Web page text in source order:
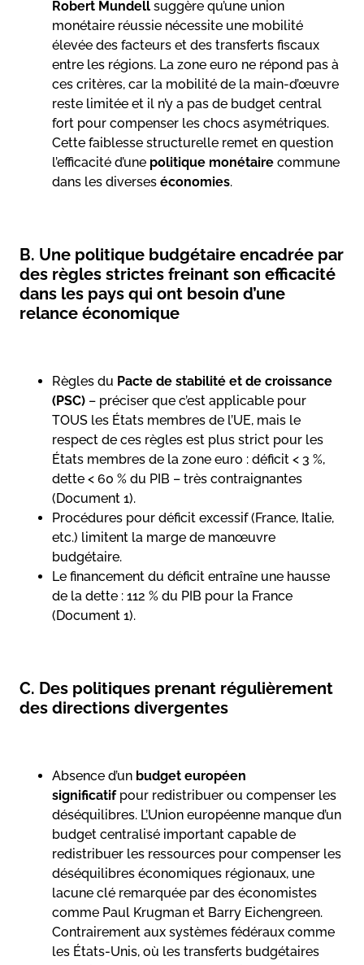
Robert Mundell suggère qu’une union
monétaire réussie nécessite une mobilité
élevée des facteurs et des transferts fiscaux
entre les régions. La zone euro ne répond pas à
ces critères, car la mobilité de la main-d’œuvre
reste limitée et il n’y a pas de budget central
fort pour compenser les chocs asymétriques.
Cette faiblesse structurelle remet en question
l’efficacité d’une politique monétaire commune
dans les diverses économies.
B. Une politique budgétaire encadrée par
des règles strictes freinant son efficacité
dans les pays qui ont besoin d’une
relance économique
Règles du Pacte de stabilité et de croissance
(PSC) – préciser que c’est applicable pour
TOUS les États membres de l’UE, mais le
respect de ces règles est plus strict pour les
États membres de la zone euro : déficit < 3 %,
dette < 60 % du PIB – très contraignantes
(Document 1).
Procédures pour déficit excessif (France, Italie,
etc.) limitent la marge de manœuvre
budgétaire.
Le financement du déficit entraîne une hausse
de la dette : 112 % du PIB pour la France
(Document 1).
C. Des politiques prenant régulièrement
des directions divergentes
Absence d’un budget européen
significatifpour redistribuer ou compenser les
déséquilibres. L’Union européenne manque d’un
budget centralisé important capable de
redistribuer les ressources pour compenser les
déséquilibres économiques régionaux, une
lacune clé remarquée par des économistes
comme Paul Krugman et Barry Eichengreen.
Contrairement aux systèmes fédéraux comme
les États-Unis, où les transferts budgétaires